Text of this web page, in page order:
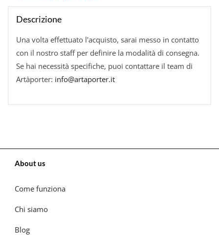
Descrizione
Una volta effettuato l'acquisto, sarai messo in contatto
con il nostro staff per definire la modalità di consegna.
Se hai necessità specifiche, puoi contattare il team di
Artàporter: info@artaporter.it
About us
Come funziona
Chi siamo
Blog